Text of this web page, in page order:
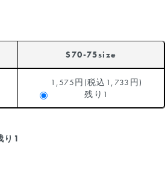
S70-75size
1,575円(税込1,733円)
残り1
り1